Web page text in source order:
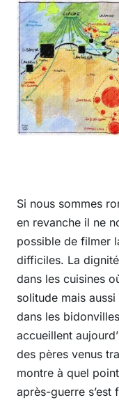
Si nous sommes
en revanche il ne
possible de filmer
difficiles. La
dans les cuisines
solitude mais
dans les
accueillent
des pères venus
montre à quel
après-guerre s’est